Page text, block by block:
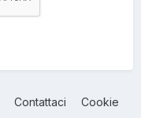
Contattaci Cookie